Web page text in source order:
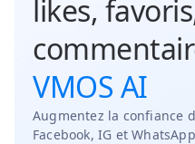
likes,
VMOS AI
Augmentez la confiance
Facebook, IG et